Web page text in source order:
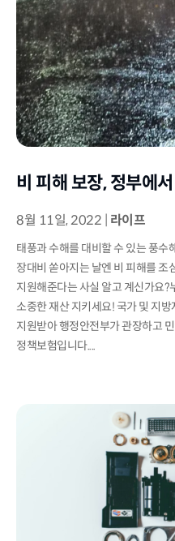
비 피해 보장, 정부에
8월 11일, 2022 라이프
태풍과 수해를 대비할 수 있는 풍수
장대비 쏟아지는 날엔 비 피해를 조
지원해준다는 사실 알고 계신가요
소중한 재산 지키세요! 국가 및 지
지원받아 행정안전부가 관장하고
정책보험입니다....